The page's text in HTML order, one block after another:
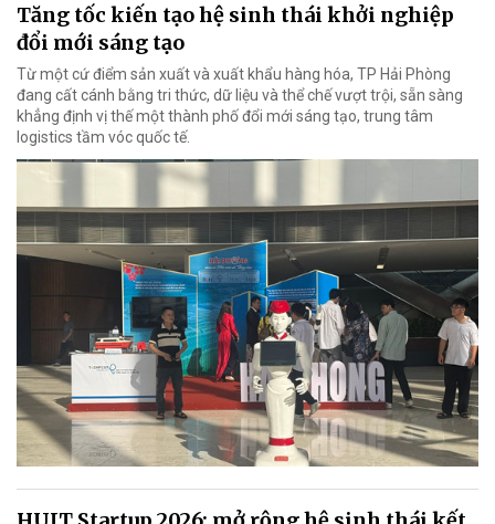
Tăng tốc kiến tạo hệ sinh thái khởi nghiệp
đổi mới sáng tạo
Từ một cứ điểm sản xuất và xuất khẩu hàng hóa, TP Hải Phòng
đang cất cánh bằng tri thức, dữ liệu và thể chế vượt trội, sẵn sàng
khẳng định vị thế một thành phố đổi mới sáng tạo, trung tâm
logistics tầm vóc quốc tế.